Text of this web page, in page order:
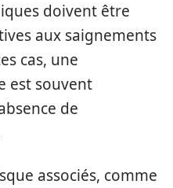
doivent être
aux saignements
cas, une
est souvent
de
associés, comme